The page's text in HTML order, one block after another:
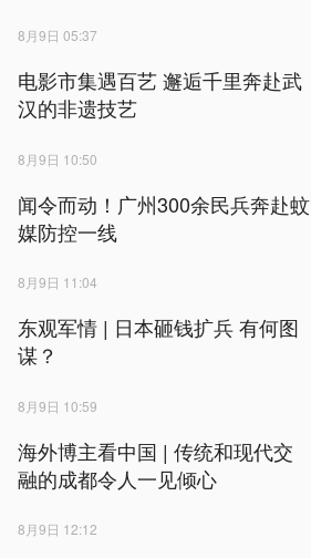
8月9日 05:37
电影市集遇百艺 邂逅千里奔赴武
汉的非遗技艺
8月9日 10:50
闻令而动！广州300余民兵奔赴蚊
媒防控一线
8月9日 11:04
东观军情 | 日本砸钱扩兵 有何图
谋？
8月9日 10:59
海外博主看中国 | 传统和现代交
融的成都令人一见倾心
8月9日 12:12